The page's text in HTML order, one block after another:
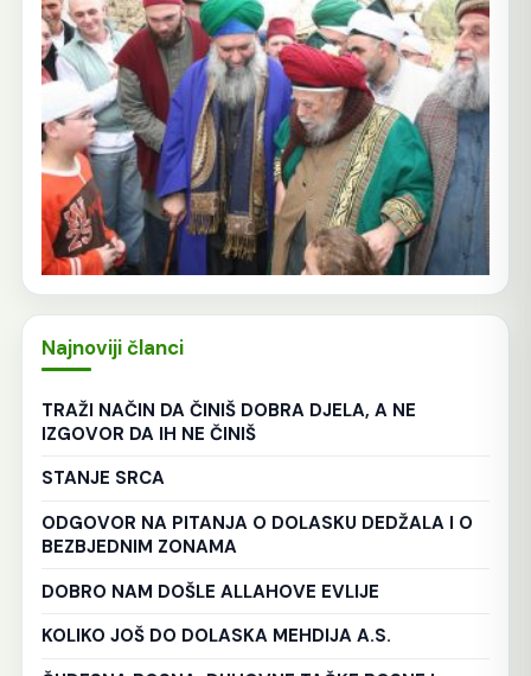
Najnoviji članci
TRAŽI NAČIN DA ČINIŠ DOBRA DJELA, A NE
IZGOVOR DA IH NE ČINIŠ
STANJE SRCA
ODGOVOR NA PITANJA O DOLASKU DEDŽALA I O
BEZBJEDNIM ZONAMA
DOBRO NAM DOŠLE ALLAHOVE EVLIJE
KOLIKO JOŠ DO DOLASKA MEHDIJA A.S.